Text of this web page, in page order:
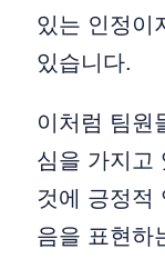
있는 인정이
있습니다.
이처럼 팀원
심을 가지고
것에 긍정적
음을 표현하